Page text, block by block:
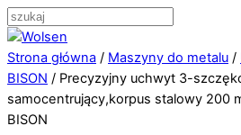
Strona główna / Maszyny do metalu /
BISON / Precyzyjny uchwyt 3-
samocentrujący,korpus stalowy 200
BISON